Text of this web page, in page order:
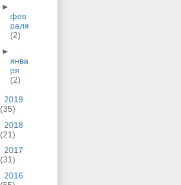
►
фев
раля
(2)
►
янва
ря
(2)
2019
(35)
2018
(21)
2017
(31)
2016